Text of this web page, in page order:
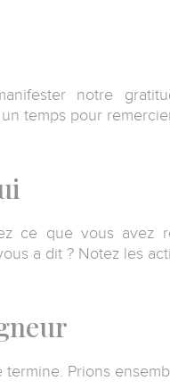
notre
temps pour
ce que vous avez
a dit ? Notez les
Prions